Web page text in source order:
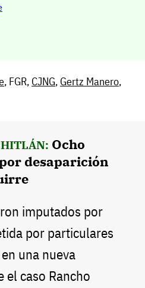
, FGR, CJNG, Gertz Manero,
Ocho
desaparición
imputados por
por particulares
una nueva
el caso Rancho